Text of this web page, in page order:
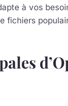
à vos
fichiers